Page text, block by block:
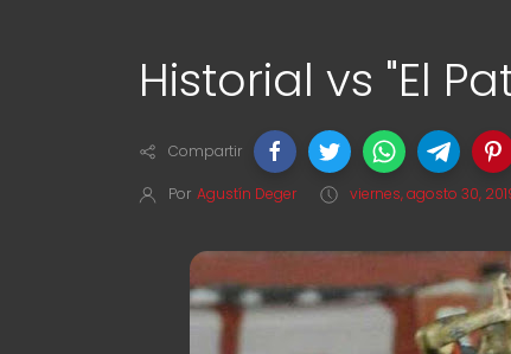
Historial vs "El
Compartir
Por Agustín Deger viernes, agosto 30,